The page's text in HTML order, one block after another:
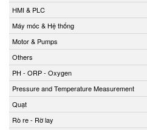
HMI & PLC
Máy móc & Hệ thống
Motor & Pumps
Others
PH - ORP - Oxygen
Pressure and Temperature Measurement
Quạt
Rò re - Rờ lay